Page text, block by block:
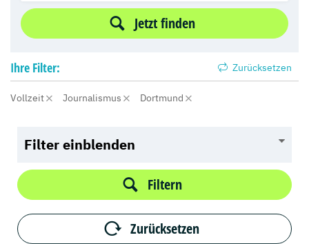
Jetzt finden
Ihre Filter: Zurücksetzen
Vollzeit Journalismus Dortmund
Filter einblenden
Filtern
Zurücksetzen